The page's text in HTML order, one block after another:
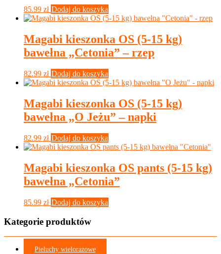
85.99 zł Dodaj do koszyka
Magabi kieszonka OS (5-15 kg)
bawełna „Cetonia” – rzep
82.99 zł Dodaj do koszyka
Magabi kieszonka OS (5-15 kg)
bawełna „O Jeżu” – napki
82.99 zł Dodaj do koszyka
Magabi kieszonka OS pants (5-15 kg)
bawełna „Cetonia”
85.99 zł Dodaj do koszyka
Kategorie produktów
Pieluchy wielorazowe